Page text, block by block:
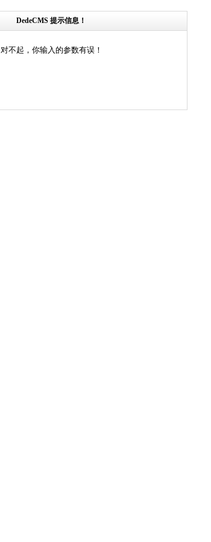
DedeCMS 提示信息！
对不起，你输入的参数有误！